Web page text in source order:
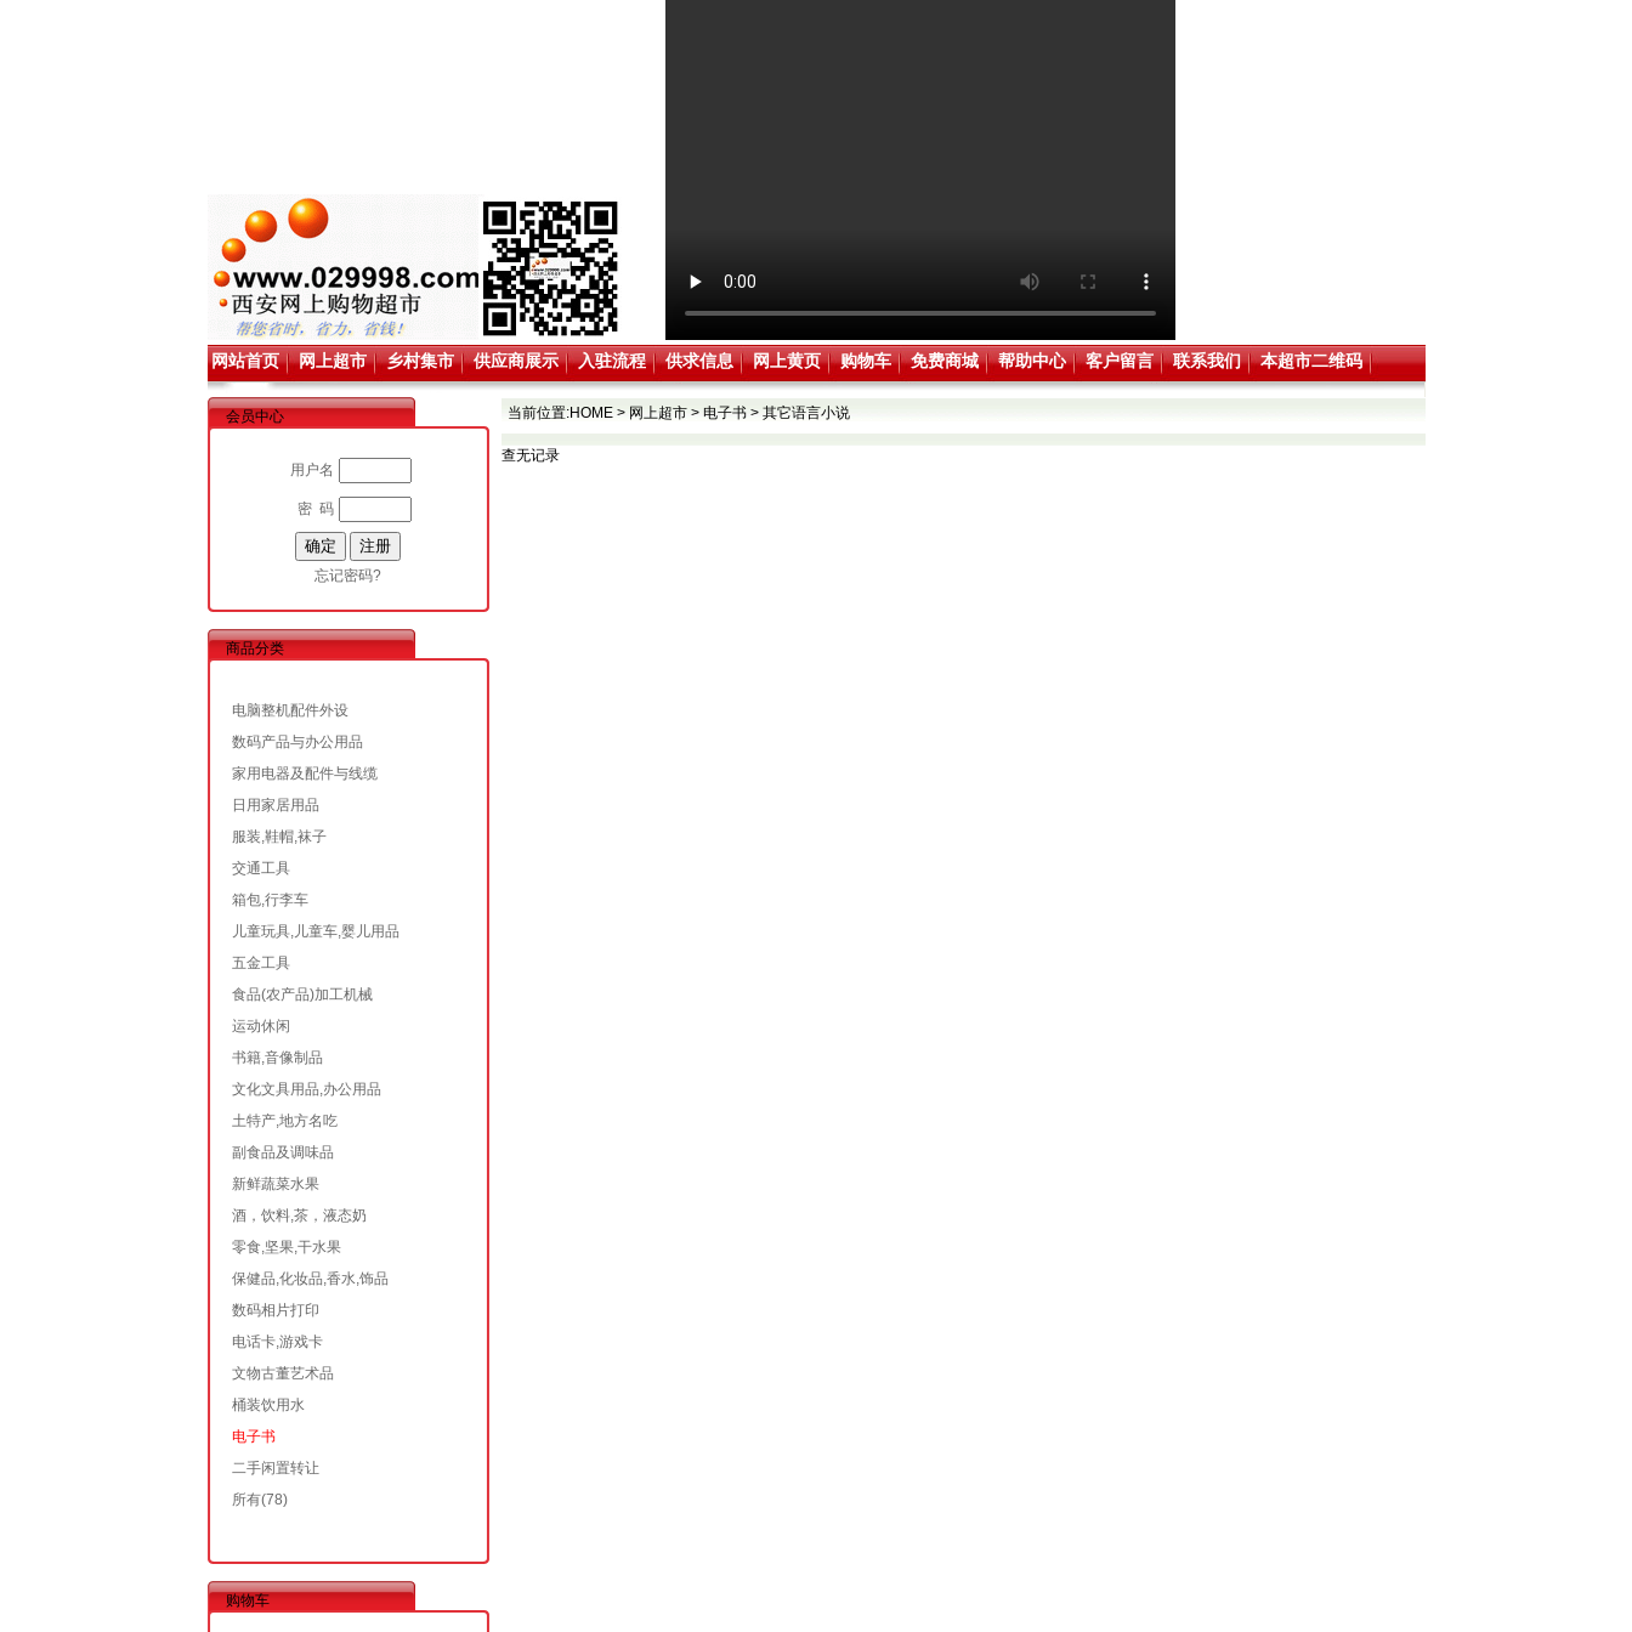
网站首页 网上超市 乡村集市 供应商展示 入驻流程 供求信息 网上黄页 购物车 免费商城 帮助中心 客户留言 联系我们 本超市二维码
会员中心
用户名
密 码
忘记密码?
商品分类
电脑整机配件外设
数码产品与办公用品
家用电器及配件与线缆
日用家居用品
服装,鞋帽,袜子
交通工具
箱包,行李车
儿童玩具,儿童车,婴儿用品
五金工具
食品(农产品)加工机械
运动休闲
书籍,音像制品
文化文具用品,办公用品
土特产,地方名吃
副食品及调味品
新鲜蔬菜水果
酒，饮料,茶，液态奶
零食,坚果,干水果
保健品,化妆品,香水,饰品
数码相片打印
电话卡,游戏卡
文物古董艺术品
桶装饮用水
电子书
二手闲置转让
所有(78)
购物车
当前位置:HOME> 网上超市> 电子书> 其它语言小说
查无记录